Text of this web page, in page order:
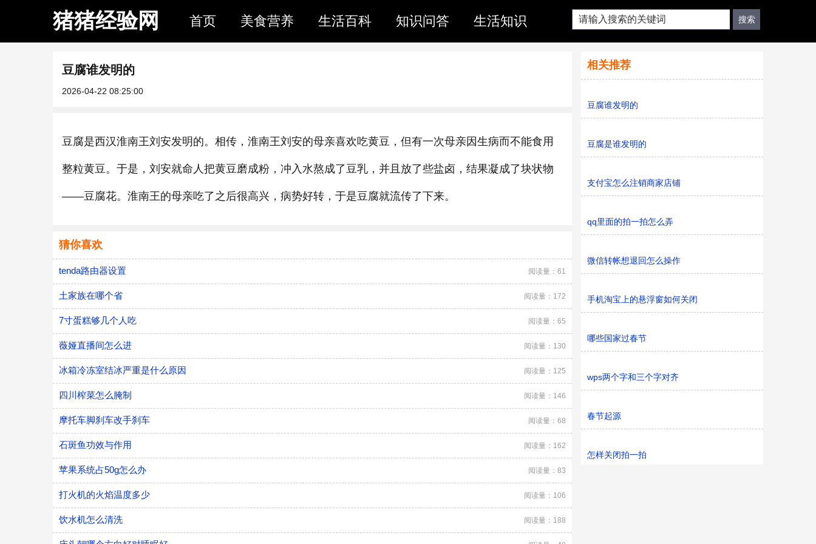
猪猪经验网 首页 美食营养 生活百科 知识问答 生活知识
豆腐谁发明的
2026-04-22 08:25:00
豆腐是西汉淮南王刘安发明的。相传，淮南王刘安的母亲喜欢吃黄豆，但有一次母亲因生病而不能食用
整粒黄豆。于是，刘安就命人把黄豆磨成粉，冲入水熬成了豆乳，并且放了些盐卤，结果凝成了块状物
——豆腐花。淮南王的母亲吃了之后很高兴，病势好转，于是豆腐就流传了下来。
猜你喜欢
tenda路由器设置 阅读量：61
土家族在哪个省 阅读量：172
7寸蛋糕够几个人吃 阅读量：65
薇娅直播间怎么进 阅读量：130
冰箱冷冻室结冰严重是什么原因 阅读量：125
四川榨菜怎么腌制 阅读量：146
摩托车脚刹车改手刹车 阅读量：68
石斑鱼功效与作用 阅读量：162
苹果系统占50g怎么办 阅读量：83
打火机的火焰温度多少 阅读量：106
饮水机怎么清洗 阅读量：188
相关推荐
豆腐谁发明的
豆腐是谁发明的
支付宝怎么注销商家店铺
qq里面的拍一拍怎么弄
微信转帐想退回怎么操作
手机淘宝上的悬浮窗如何关闭
哪些国家过春节
wps两个字和三个字对齐
春节起源
怎样关闭拍一拍